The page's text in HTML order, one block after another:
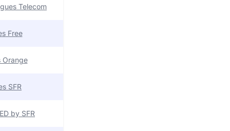
Telecom
Free
Orange
SFR
by SFR